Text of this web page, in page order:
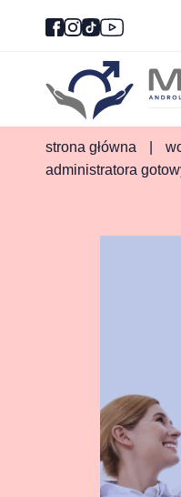
strona główna
administratora